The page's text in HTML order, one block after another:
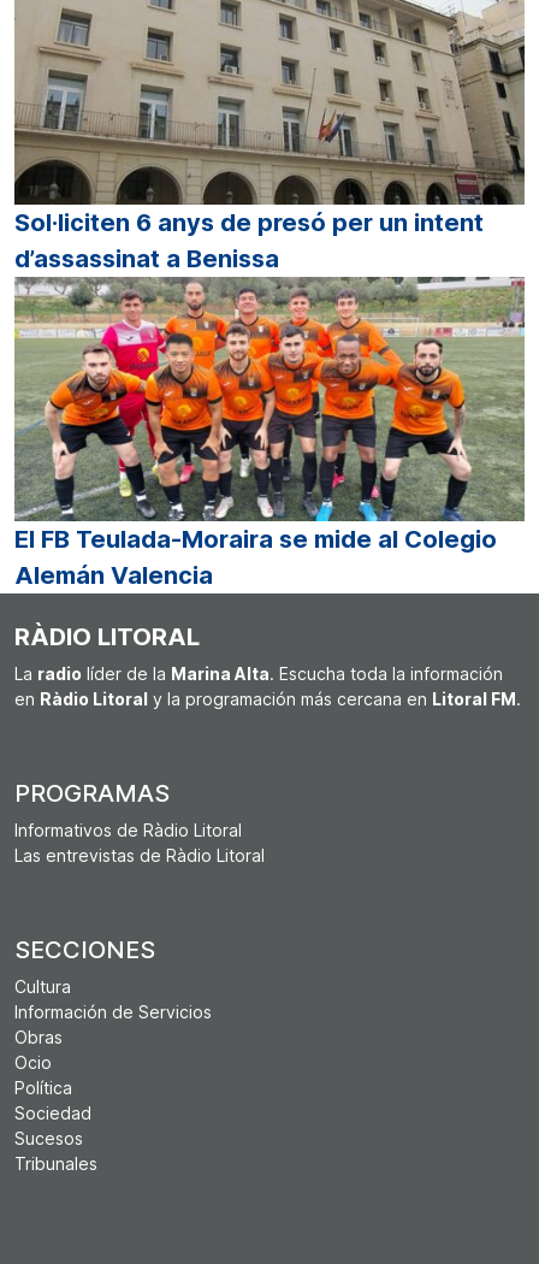
Sol·liciten 6 anys de presó per un intent
d’assassinat a Benissa
El FB Teulada-Moraira se mide al Colegio
Alemán Valencia
RÀDIO LITORAL
La radio líder de la Marina Alta. Escucha toda la información
en Ràdio Litoral y la programación más cercana en Litoral FM.
PROGRAMAS
Informativos de Ràdio Litoral
Las entrevistas de Ràdio Litoral
SECCIONES
Cultura
Información de Servicios
Obras
Ocio
Política
Sociedad
Sucesos
Tribunales